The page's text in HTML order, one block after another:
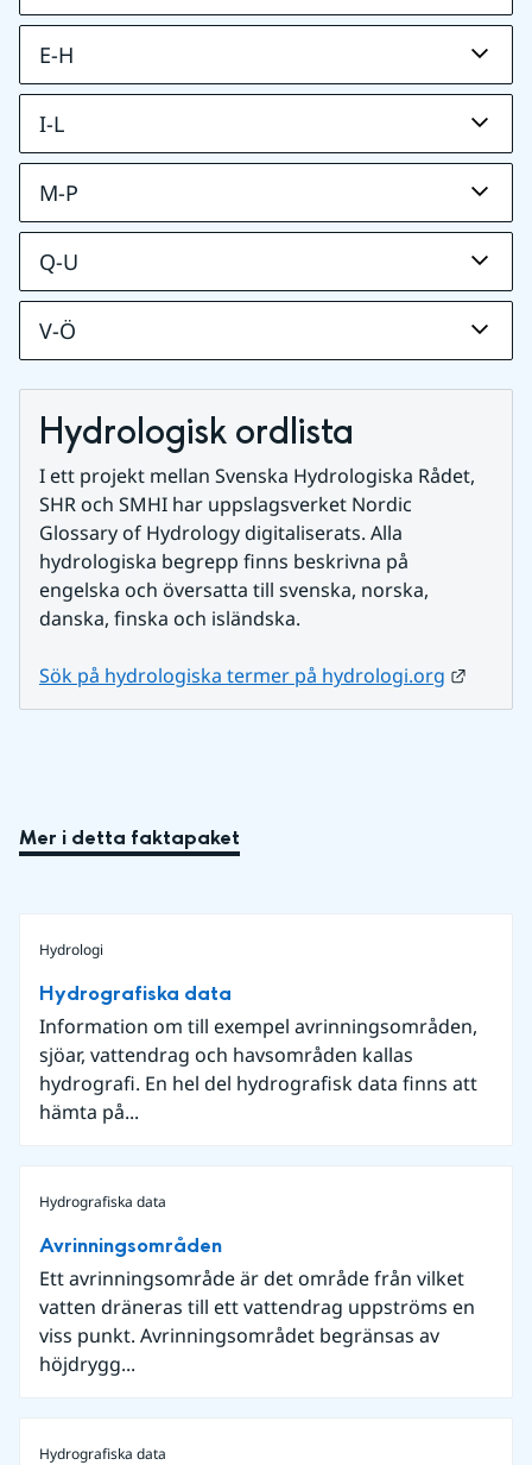
E-H
I-L
M-P
Q-U
V-Ö
Hydrologisk ordlista
I ett projekt mellan Svenska Hydrologiska Rådet,
SHR och SMHI har uppslagsverket Nordic
Glossary of Hydrology digitaliserats. Alla
hydrologiska begrepp finns beskrivna på
engelska och översatta till svenska, norska,
danska, finska och isländska.
Sök på hydrologiska termer på hydrologi.org
Mer i detta faktapaket
Hydrologi
Hydrografiska data
Information om till exempel avrinningsområden,
sjöar, vattendrag och havsområden kallas
hydrografi. En hel del hydrografisk data finns att
hämta på...
Hydrografiska data
Avrinningsområden
Ett avrinningsområde är det område från vilket
vatten dräneras till ett vattendrag uppströms en
viss punkt. Avrinningsområdet begränsas av
höjdrygg...
Hydrografiska data